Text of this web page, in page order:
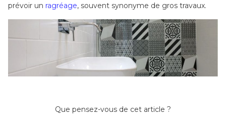
prévoir un ragréage, souvent synonyme de gros travaux.
Que pensez-vous de cet article ?